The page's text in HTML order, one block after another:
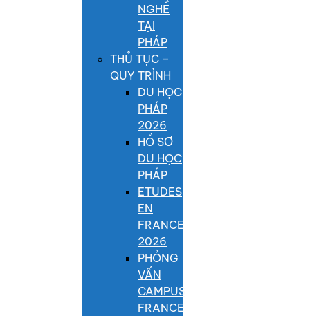
NGHỀ
TẠI
PHÁP
THỦ TỤC –
QUY TRÌNH
DU HỌC
PHÁP
2026
HỒ SƠ
DU HỌC
PHÁP
ETUDES
EN
FRANCE
2026
PHỎNG
VẤN
CAMPUS
FRANCE